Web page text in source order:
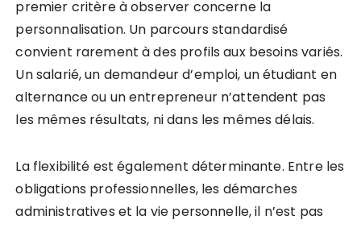
premier critère à observer concerne la
personnalisation. Un parcours standardisé
convient rarement à des profils aux besoins variés.
Un salarié, un demandeur d’emploi, un étudiant en
alternance ou un entrepreneur n’attendent pas
les mêmes résultats, ni dans les mêmes délais.
La flexibilité est également déterminante. Entre les
obligations professionnelles, les démarches
administratives et la vie personnelle, il n’est pas